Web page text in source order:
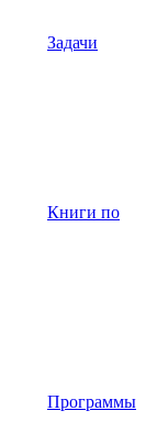
Задачи
Книги по
Программы